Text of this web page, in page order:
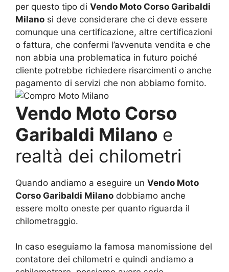
per questo tipo di Vendo Moto Corso Garibaldi
Milano si deve considerare che ci deve essere
comunque una certificazione, altre certificazioni
o fattura, che confermi l’avvenuta vendita e che
non abbia una problematica in futuro poiché
cliente potrebbe richiedere risarcimenti o anche
pagamento di servizi che non abbiamo fornito.
Vendo Moto Corso
Garibaldi Milano e
realtà dei chilometri
Quando andiamo a eseguire un Vendo Moto
Corso Garibaldi Milano dobbiamo anche
essere molto oneste per quanto riguarda il
chilometraggio.
In caso eseguiamo la famosa manomissione del
contatore dei chilometri e quindi andiamo a